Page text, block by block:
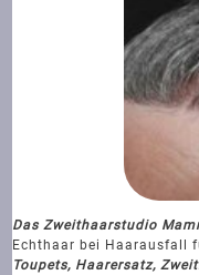
Das Zweithaarstudio
Echthaar bei Haarausfall
Toupets, Haarersatz,